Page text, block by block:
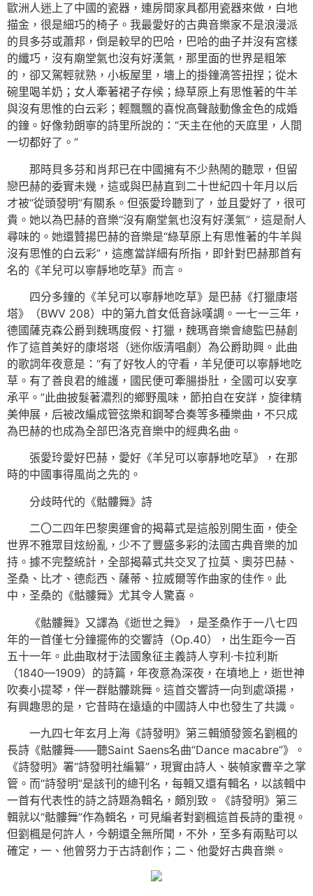
歐洲人迷上了中國的瓷器，連房間家具都用瓷器來做，白地
描金，很是細巧的椅子。我最愛好的古典音樂家不是浪漫派
的貝多芬或蕭邦，倒是較早的巴哈，巴哈的曲子并沒有宮樣
的纖巧，沒有廟堂氣也沒有好漢氣，那里面的世界是粗笨
的，卻又駕輕就熟，小板屋里，墻上的掛鐘滴答扭捏；從木
碗里喝羊奶；女人牽著裙子存候；綠草原上有思惟著的牛羊
與沒有思惟的白云彩；輕飄飄的喜悅高聲敲動像金色的成婚
的鐘。好像勃朗寧的詩里所說的：“天主在他的天庭里，人間
一切都好了。”
那時貝多芬和肖邦已在中國擁有不少熱鬧的聽眾，但留
戀巴赫的委實未幾，這或與巴赫直到二十世紀四十年月以后
才被“從頭發明”有關系。但張愛玲聽到了，並且愛好了，很可
貴。她以為巴赫的音樂“沒有廟堂氣也沒有好漢氣”，這是耐人
尋味的。她還贊揚巴赫的音樂是“綠草原上有思惟著的牛羊與
沒有思惟的白云彩”，這應當詳細有所指，即針對巴赫那首有
名的《羊兒可以寧靜地吃草》而言。
四分多鐘的《羊兒可以寧靜地吃草》是巴赫《打獵康塔
塔》（BWV 208）中的第九首女低音詠嘆調。一七一三年，
德國薩克森公爵到魏瑪度假、打獵，魏瑪音樂會總監巴赫創
作了這首美好的康塔塔（迷你版清唱劇）為公爵助興。此曲
的歌詞年夜意是：“有了好牧人的守看，羊兒便可以寧靜地吃
草。有了善良君的維護，國民便可牽腸掛肚，全國可以安享
承平。”此曲披髮著濃烈的鄉野風味，節拍自在安詳，旋律精
美伸展，后被改編成管弦樂和鋼琴合奏等多種樂曲，不只成
為巴赫的也成為全部巴洛克音樂中的經典名曲。
張愛玲愛好巴赫，愛好《羊兒可以寧靜地吃草》，在那
時的中國事得風尚之先的。
分歧時代的《骷髏舞》詩
二〇二四年巴黎奧運會的揭幕式是這般別開生面，使全
世界不雅眾目炫紛亂，少不了豐盛多彩的法國古典音樂的加
持。據不完整統計，全部揭幕式共交叉了拉莫、奧芬巴赫、
圣桑、比才、德彪西、薩蒂、拉威爾等作曲家的佳作。此
中，圣桑的《骷髏舞》尤其令人驚喜。
《骷髏舞》又譯為《逝世之舞》，是圣桑作于一八七四
年的一首僅七分鐘擺佈的交響詩（Op.40），出生距今一百
五十一年。此曲取材于法國象征主義詩人亨利·卡拉利斯
（1840—1909）的詩篇，年夜意為深夜，在墳地上，逝世神
吹奏小提琴，伴一群骷髏跳舞。這首交響詩一向到處頌揚，
有興趣思的是，它昔時在遠遠的中國詩人中也發生了共識。
一九四七年玄月上海《詩發明》第三輯頒發簽名劉楓的
長詩《骷髏舞——聽Saint Saens名曲“Dance macabre”》。
《詩發明》署“詩發明社編纂”，現實由詩人、裝幀家曹辛之掌
管。而“詩發明”是該刊的總刊名，每輯又還有輯名，以該輯中
一首有代表性的詩之詩題為輯名，頗別致。《詩發明》第三
輯就以“骷髏舞”作為輯名，可見編者對劉楓這首長詩的重視。
但劉楓是何許人，今朝還全無所聞，不外，至多有兩點可以
確定，一、他曾努力于古詩創作；二、他愛好古典音樂。